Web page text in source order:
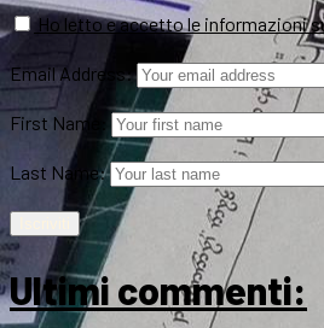
Ho letto e accetto le informazioni
Email Address:
First Name:
Last Name:
Ultimi commenti: